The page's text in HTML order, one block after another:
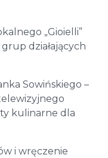
„Gioielli”
działających
Sowińskiego –
kulinarne dla
i wręczenie